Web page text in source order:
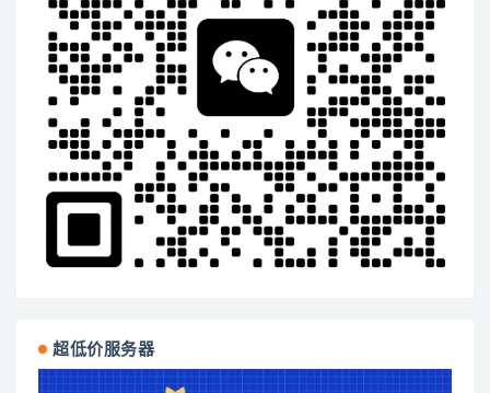
超低价服务器